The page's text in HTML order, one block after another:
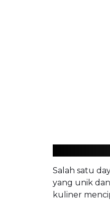
Salah satu
yang unik
kuliner